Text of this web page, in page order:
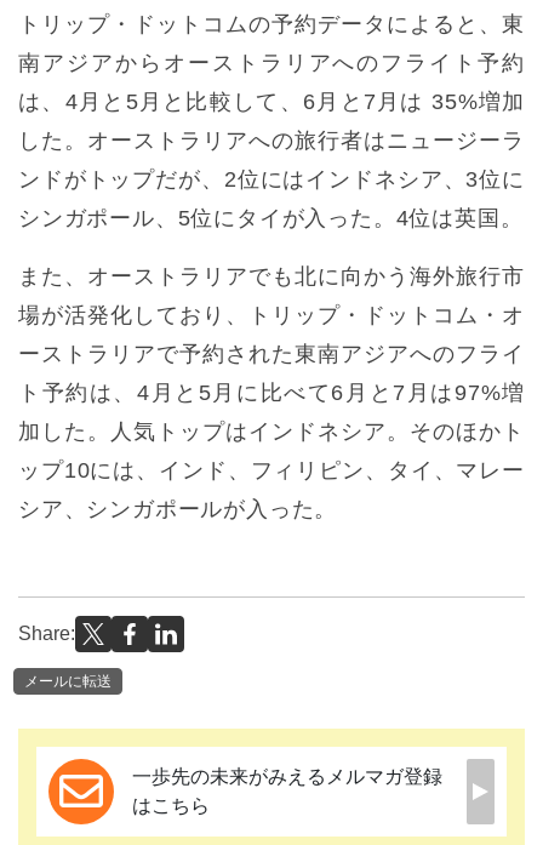
トリップ・ドットコムの予約データによると、東
南アジアからオーストラリアへのフライト予約
は、4月と5月と比較して、6月と7月は 35%増加
した。オーストラリアへの旅行者はニュージーラ
ンドがトップだが、2位にはインドネシア、3位に
シンガポール、5位にタイが入った。4位は英国。
また、オーストラリアでも北に向かう海外旅行市
場が活発化しており、トリップ・ドットコム・オ
ーストラリアで予約された東南アジアへのフライ
ト予約は、4月と5月に比べて6月と7月は97%増
加した。人気トップはインドネシア。そのほかト
ップ10には、インド、フィリピン、タイ、マレー
シア、シンガポールが入った。
Share:
メールに転送
一歩先の未来がみえるメルマガ登録
はこちら